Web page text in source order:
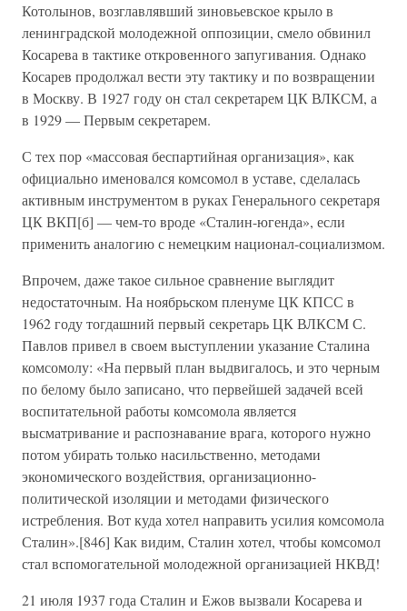
Котолынов, возглавлявший зиновьевское крыло в
ленинградской молодежной оппозиции, смело обвинил
Косарева в тактике откровенного запугивания. Однако
Косарев продолжал вести эту тактику и по возвращении
в Москву. В 1927 году он стал секретарем ЦК ВЛКСМ, а
в 1929 — Первым секретарем.
С тех пор «массовая беспартийная организация», как
официально именовался комсомол в уставе, сделалась
активным инструментом в руках Генерального секретаря
ЦК ВКП[б] — чем-то вроде «Сталин-югенда», если
применить аналогию с немецким национал-социализмом.
Впрочем, даже такое сильное сравнение выглядит
недостаточным. На ноябрьском пленуме ЦК КПСС в
1962 году тогдашний первый секретарь ЦК ВЛКСМ С.
Павлов привел в своем выступлении указание Сталина
комсомолу: «На первый план выдвигалось, и это черным
по белому было записано, что первейшей задачей всей
воспитательной работы комсомола является
высматривание и распознавание врага, которого нужно
потом убирать только насильственно, методами
экономического воздействия, организационно-
политической изоляции и методами физического
истребления. Вот куда хотел направить усилия комсомола
Сталин».[846] Как видим, Сталин хотел, чтобы комсомол
стал вспомогательной молодежной организацией НКВД!
21 июля 1937 года Сталин и Ежов вызвали Косарева и